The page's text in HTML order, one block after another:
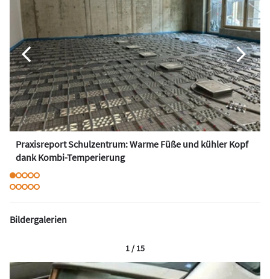
Praxisreport Schulzentrum: Warme Füße und kühler Kopf
dank Kombi-Temperierung
Bildergalerien
1 / 15